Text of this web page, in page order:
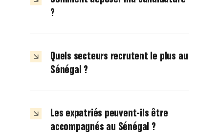
?
Quels secteurs recrutent le plus au
Sénégal ?
Les expatriés peuvent-ils être
accompagnés au Sénégal ?